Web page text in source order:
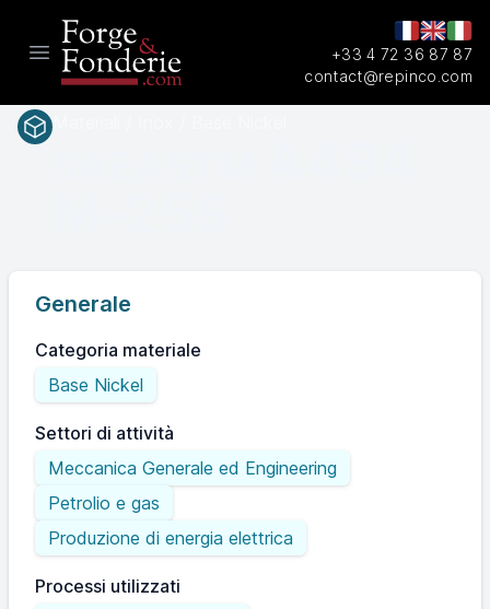
Open main menu
+33 4 72 36 87 87
contact@repinco.com
Generale
Categoria materiale
Base Nickel
Settori di attività
Meccanica Generale ed Engineering
Petrolio e gas
Produzione di energia elettrica
Processi utilizzati